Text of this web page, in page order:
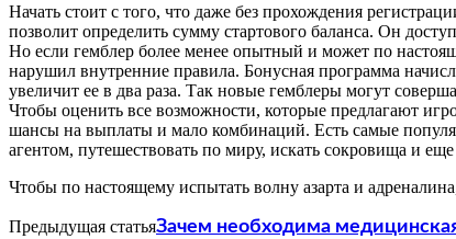
Начать стоит с того, что даже без прохождения
позволит определить сумму стартового баланса. Он
Но если гемблер более менее опытный и может по
нарушил внутренние правила. Бонусная программа
увеличит ее в два раза. Так новые гемблеры могут
Чтобы оценить все возможности, которые предлагают
шансы на выплаты и мало комбинаций. Есть самые
агентом, путешествовать по миру, искать сокровища и
Чтобы по настоящему испытать волну азарта и
Предыдущая статьяЗачем необходима